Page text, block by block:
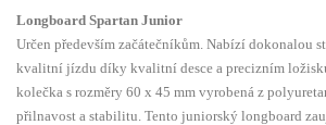
Longboard Spartan Junior
Určen především začátečníkům. Nabízí dokonalou
kvalitní jízdu díky kvalitní desce a precizním
kolečka s rozměry 60 x 45 mm vyrobená z
přilnavost a stabilitu. Tento juniorský longboard